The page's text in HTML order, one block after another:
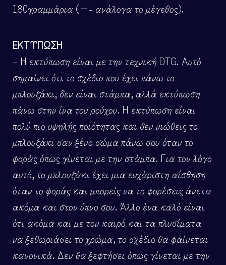
180γραμμάρια (+- ανάλογα το μέγεθος).
ΕΚΤΥΠΩΣΗ
– Η εκτύπωση είναι με την τεχνική DTG. Αυτό
σημαίνει ότι το σχέδιο που έχει πάνω το
μπλουζάκι, δεν είναι στάμπα, αλλά εκτύπωση
πάνω στην ίνα του ρούχου. Η εκτύπωση είναι
πολύ πιο υψηλής ποιότητας και δεν νιώθεις το
μπλουζάκι σαν ξένο σώμα πάνω σου όταν το
φοράς όπως γίνεται με την στάμπα. Για τον λόγο
αυτό, το μπλουζάκι έχει μια ευχάριστη αίσθηση
όταν το φοράς και μπορείς να το φορέσεις άνετα
ακόμα και στον ύπνο σου. Άλλο ένα καλό είναι
ότι ακόμα και με τον καιρό και τα πλυσίματα
να ξεθωριάσει το χρώμα, το σχέδιο θα φαίνεται
κανονικά. Δεν θα ξεφτήσει όπως γίνεται με την